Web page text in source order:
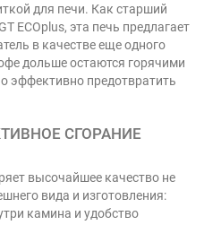
для печи. Как старший
ECOplus, эта печь предлагает
в качестве еще одного
дольше остаются горячими
эффективно предотвратить
СГОРАНИЕ
высочайшее качество не
вида и изготовления:
камина и удобство